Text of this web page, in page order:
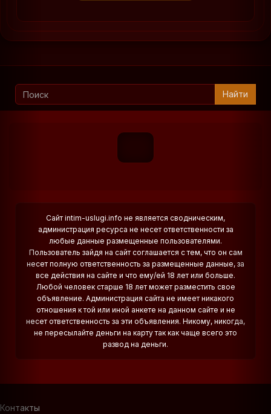
Найти
Сайт intim-uslugi.info не является сводническим,
администрация ресурса не несет ответственности за
любые данные размещенные пользователями.
Пользователь зайдя на сайт соглашается с тем, что он сам
несет полную ответственность за размещенные данные, за
все действия на сайте и что ему/ей 18 лет или больше.
Любой человек старше 18 лет может разместить свое
объявление. Администрация сайта не имеет никакого
отношения к той или иной анкете на данном сайте и не
несет ответственность за эти объявления. Никому, никогда,
не пересылайте деньги на карту так как чаще всего это
развод на деньги.
Контакты